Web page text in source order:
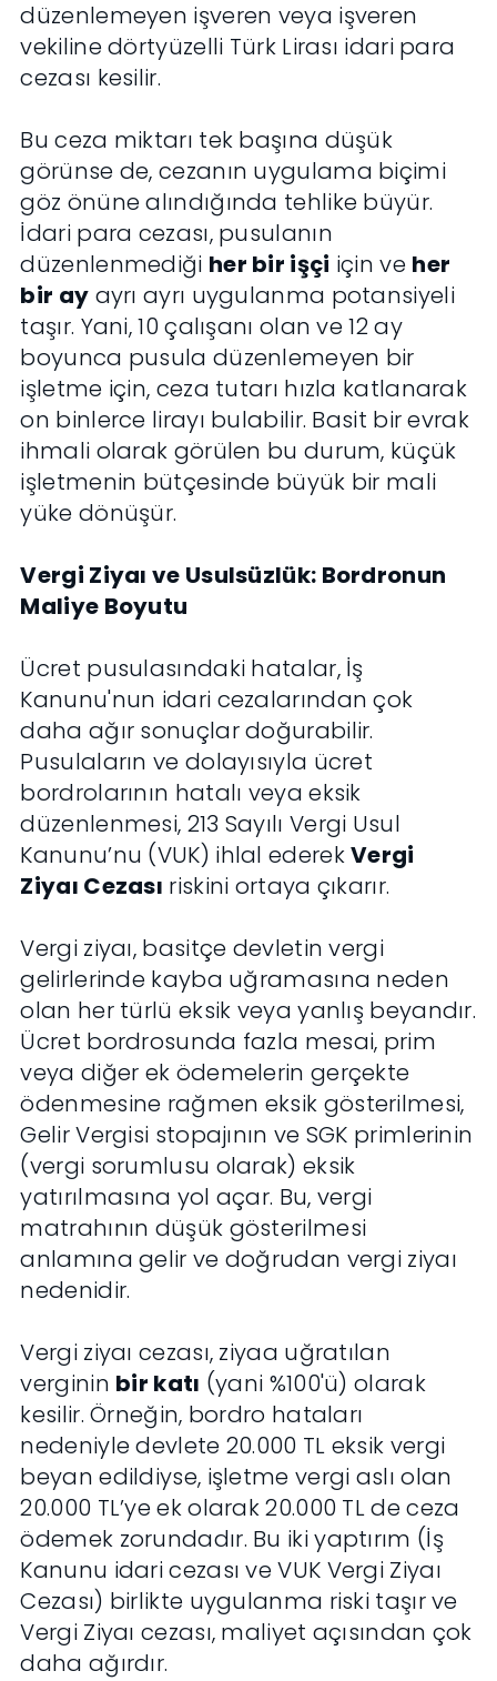
düzenlemeyen işveren veya işveren
vekiline dörtyüzelli Türk Lirası idari para
cezası kesilir.
Bu ceza miktarı tek başına düşük
görünse de, cezanın uygulama biçimi
göz önüne alındığında tehlike büyür.
İdari para cezası, pusulanın
düzenlenmediği her bir işçi için ve her
bir ay ayrı ayrı uygulanma potansiyeli
taşır. Yani, 10 çalışanı olan ve 12 ay
boyunca pusula düzenlemeyen bir
işletme için, ceza tutarı hızla katlanarak
on binlerce lirayı bulabilir. Basit bir evrak
ihmali olarak görülen bu durum, küçük
işletmenin bütçesinde büyük bir mali
yüke dönüşür.
Vergi Ziyaı ve Usulsüzlük: Bordronun
Maliye Boyutu
Ücret pusulasındaki hatalar, İş
Kanunu'nun idari cezalarından çok
daha ağır sonuçlar doğurabilir.
Pusulaların ve dolayısıyla ücret
bordrolarının hatalı veya eksik
düzenlenmesi, 213 Sayılı Vergi Usul
Kanunu’nu (VUK) ihlal ederekVergi
Ziyaı Cezası riskini ortaya çıkarır.
Vergi ziyaı, basitçe devletin vergi
gelirlerinde kayba uğramasına neden
olan her türlü eksik veya yanlış beyandır.
Ücret bordrosunda fazla mesai, prim
veya diğer ek ödemelerin gerçekte
ödenmesine rağmen eksik gösterilmesi,
Gelir Vergisi stopajının ve SGK primlerinin
(vergi sorumlusu olarak) eksik
yatırılmasına yol açar. Bu, vergi
matrahının düşük gösterilmesi
anlamına gelir ve doğrudan vergi ziyaı
nedenidir.
Vergi ziyaı cezası, ziyaa uğratılan
verginin bir katı (yani %100'ü) olarak
kesilir. Örneğin, bordro hataları
nedeniyle devlete 20.000 TL eksik vergi
beyan edildiyse, işletme vergi aslı olan
20.000 TL’ye ek olarak 20.000 TL de ceza
ödemek zorundadır. Bu iki yaptırım (İş
Kanunu idari cezası ve VUK Vergi Ziyaı
Cezası) birlikte uygulanma riski taşır ve
Vergi Ziyaı cezası, maliyet açısından çok
daha ağırdır.